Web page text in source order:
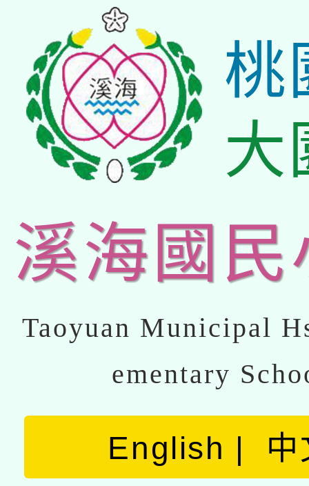
桃
大
溪海國民
Taoyuan Municipal
ementary
English 中